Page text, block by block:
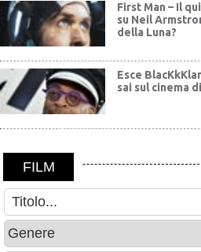
First Man – Il
su Neil
della Luna?
Esce
sai sul cinema